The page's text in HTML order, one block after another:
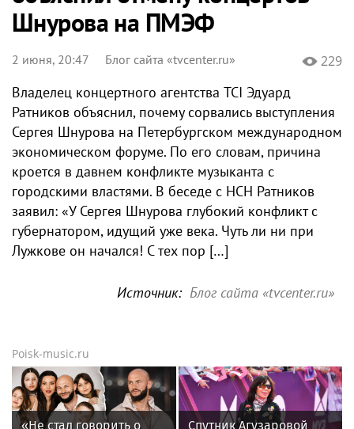
Шнурова на ПМЭФ
2 июня, 20:47 Блог сайта «tvcenter.ru» 229
Владелец концертного агентства TCI Эдуард
Ратников объяснил, почему сорвались выступления
Сергея Шнурова на Петербургском международном
экономическом форуме. По его словам, причина
кроется в давнем конфликте музыканта с
городскими властями. В беседе с НСН Ратников
заявил: «У Сергея Шнурова глубокий конфликт с
губернатором, идущий уже века. Чуть ли ни при
Лужкове он начался! С тех пор […]
Источник: Блог сайта «tvcenter.ru»
Poisk-music.ru
«Не стал говорить о
Спутник Агузаровой